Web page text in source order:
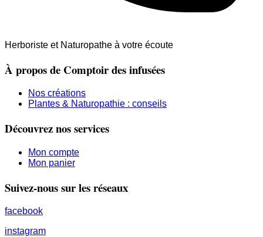
Herboriste et Naturopathe à votre écoute
À propos de Comptoir des infusées
Nos créations
Plantes & Naturopathie : conseils
Découvrez nos services
Mon compte
Mon panier
Suivez-nous sur les réseaux
facebook
instagram